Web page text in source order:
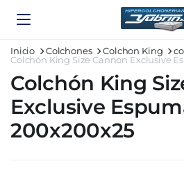
Inicio Colchones Colchon King
Colchón King Size Cannon Exclusive
Colchón King
Exclusive
200x200x25